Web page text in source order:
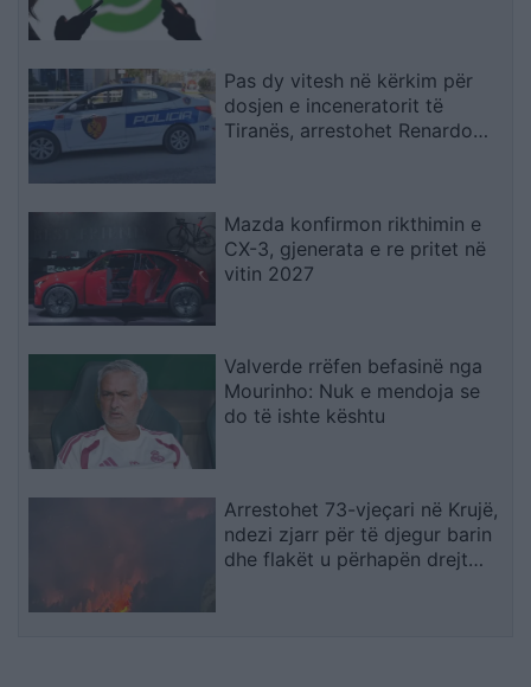
Pas dy vitesh në kërkim për
dosjen e inceneratorit të
Tiranës, arrestohet Renardo
Mazda konfirmon rikthimin e
CX-3, gjenerata e re pritet në
vitin 2027
Valverde rrëfen befasinë nga
Mourinho: Nuk e mendoja se
do të ishte kështu
Arrestohet 73-vjeçari në Krujë,
ndezi zjarr për të djegur barin
dhe flakët u përhapën drejt